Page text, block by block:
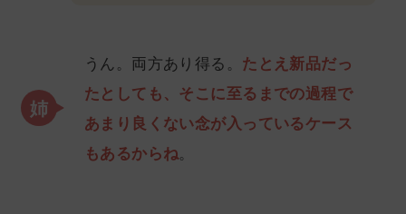
うん。両方あり得る。 たとえ新品だっ
たとしても、そこに至るまでの過程で
あまり良くない念が入っているケース
もあるからね。